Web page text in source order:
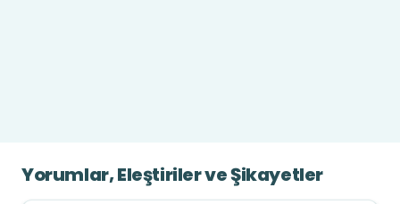
Yorumlar, Eleştiriler ve Şikayetler